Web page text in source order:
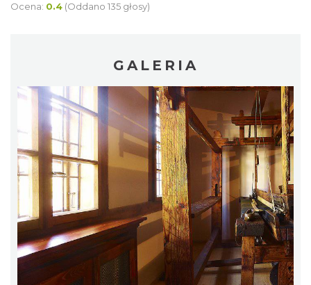
Ocena: 0.4 (Oddano 135 głosy)
GALERIA